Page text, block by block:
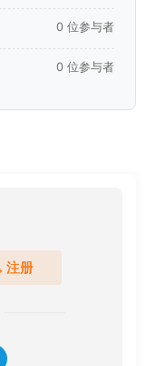
0 位参与者
0 位参与者
注册